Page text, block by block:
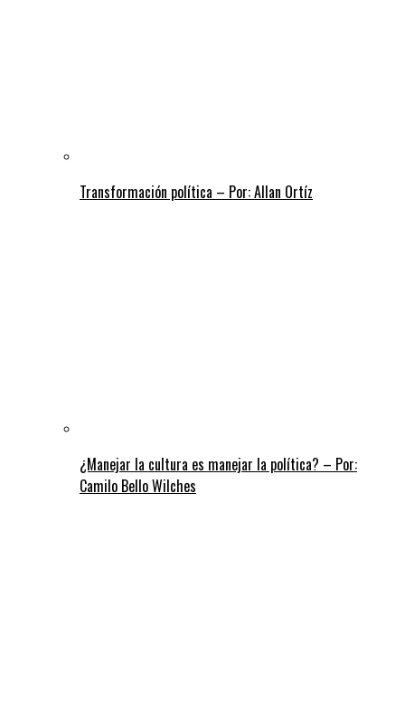
Transformación política – Por: Allan Ortíz
¿Manejar la cultura es manejar la política? – Por:
Camilo Bello Wilches